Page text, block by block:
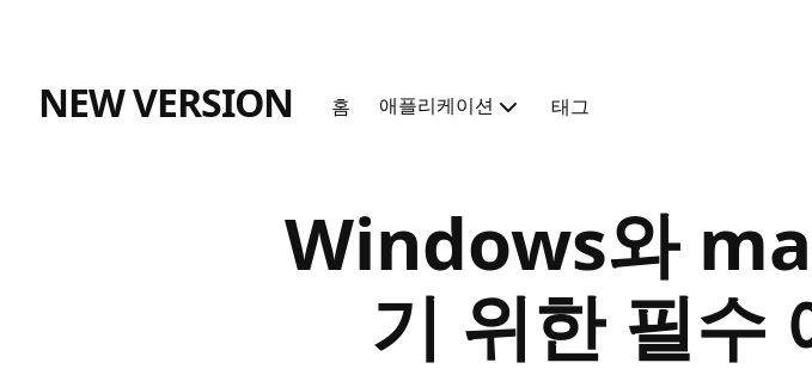
NEW VERSION 홈 애플리케이션 태그
검
색
Windows와
기 위한 필수